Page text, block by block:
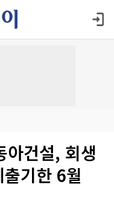
아건설, 회생
기한 6월